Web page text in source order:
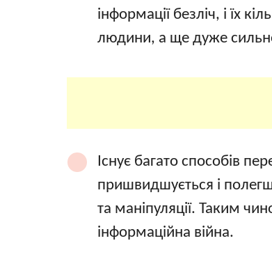
інформації безліч, і їх
людини, а ще дуже
Існує багато способів
пришвидшується і
та маніпуляції. Таким
інформаційна війна.